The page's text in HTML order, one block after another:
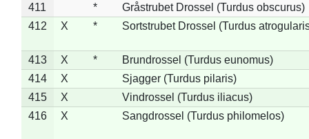
411
*
Gråstrubet Drossel (Turdus obscurus)
412
X * Sortstrubet Drossel (Turdus
413 X *
Brundrossel (Turdus eunomus)
414
X
Sjagger (Turdus pilaris)
415
X
Vindrossel (Turdus iliacus)
416
X Sangdrossel (Turdus philomelos)